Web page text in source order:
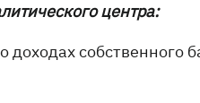
центра:
собственного